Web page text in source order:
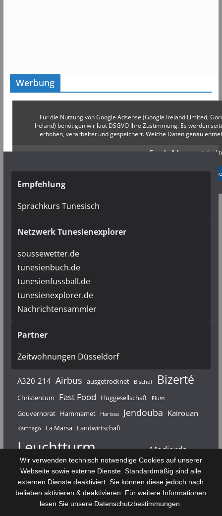
Werbung
Für die Nutzung von Google Adsense (Google Ireland Limited,
Ireland) benötigen wir laut DSGVO Ihre Zustimmung. Es werden
erhoben, verarbeitet und gespeichert. Welche Daten genau
Google Adsense ist
✓ Erlauben
Empfehlung
Sprachkurs Tunesisch
Netzwerk Tunesienexplorer
soussewetter.de
tunesienbuch.de
tunesienfussball.de
tunesienexplorer.de
Nachrichtensammler
Partner
Zeitwohnungen Düsseldorf
A320-214 Airbus ausgetrocknet Bischof Bizerté
Christentum Fast Food Fluggesellschaft Fluss
Gouvernorat Hammamet Harissa Jendouba Kairouan
Karthago La Marsa Landwirtschaft
Leuchtturm Mahdia Majerda Medjerda
Monastir Médenine Nabeul Nouvelair Punier
Rundfunk Römer Salzsee Sebkha
Sfax Sidi Bou Said Souk El Arba Sousse
Wir verwenden technisch notwendige Cookies auf unserer
Webseite sowie externe Dienste. Standardmäßig sind alle
externen Dienste deaktiviert. Sie können diese jedoch nach
belieben aktivieren & deaktivieren. Für weitere Informationen
lesen Sie unsere Datenschutzbestimmungen.